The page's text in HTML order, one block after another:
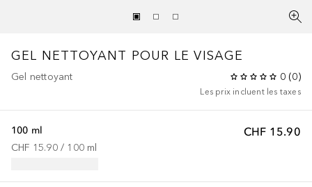
GEL NETTOYANT POUR LE VISAGE
Gel nettoyant 0 (0)
Les prix incluent les taxes
CHF 15.90
100 ml
CHF 15.90 / 100 ml